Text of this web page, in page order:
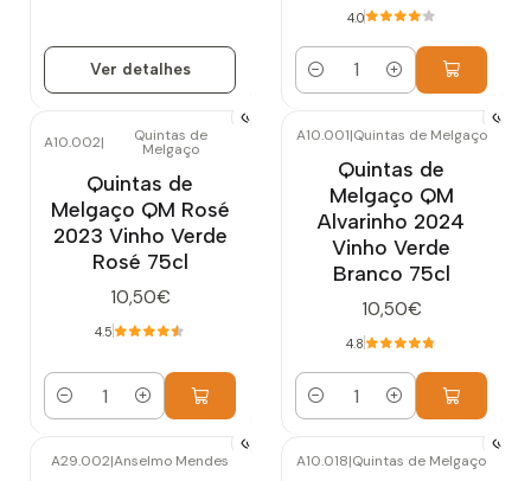
Ver detalhes
4.0
Quantidade
A10.002| Quintas de
Melgaço
Quintas de
Melgaço QM Rosé
2023 Vinho Verde
Rosé 75cl
10,50€
4.5
Quantidade
A10.001|Quintas de Melgaço
Quintas de
Melgaço QM
Alvarinho 2024
Vinho Verde
Branco 75cl
10,50€
4.8
Quantidade
A29.002|Anselmo Mendes A10.018|Quintas de Melgaço